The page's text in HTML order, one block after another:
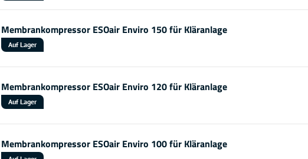
Membrankompressor ESOair Enviro 150 für Kläranlage
Auf Lager
Membrankompressor ESOair Enviro 120 für Kläranlage
Auf Lager
Membrankompressor ESOair Enviro 100 für Kläranlage